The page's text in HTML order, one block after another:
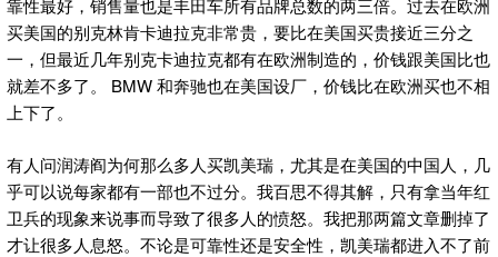
靠性最好，销售量也是丰田车所有品牌总数的两三倍。过去在欧洲
买美国的别克林肯卡迪拉克非常贵，要比在美国买贵接近三分之
一，但最近几年别克卡迪拉克都有在欧洲制造的，价钱跟美国比也
就差不多了。 BMW 和奔驰也在美国设厂，价钱比在欧洲买也不相
上下了。
有人问润涛阎为何那么多人买凯美瑞，尤其是在美国的中国人，几
乎可以说每家都有一部也不过分。我百思不得其解，只有拿当年红
卫兵的现象来说事而导致了很多人的愤怒。我把那两篇文章删掉了
才让很多人息怒。不论是可靠性还是安全性，凯美瑞都进入不了前